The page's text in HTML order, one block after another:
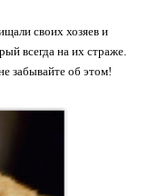
своих хозяев и
всегда на их страже.
забывайте об этом!